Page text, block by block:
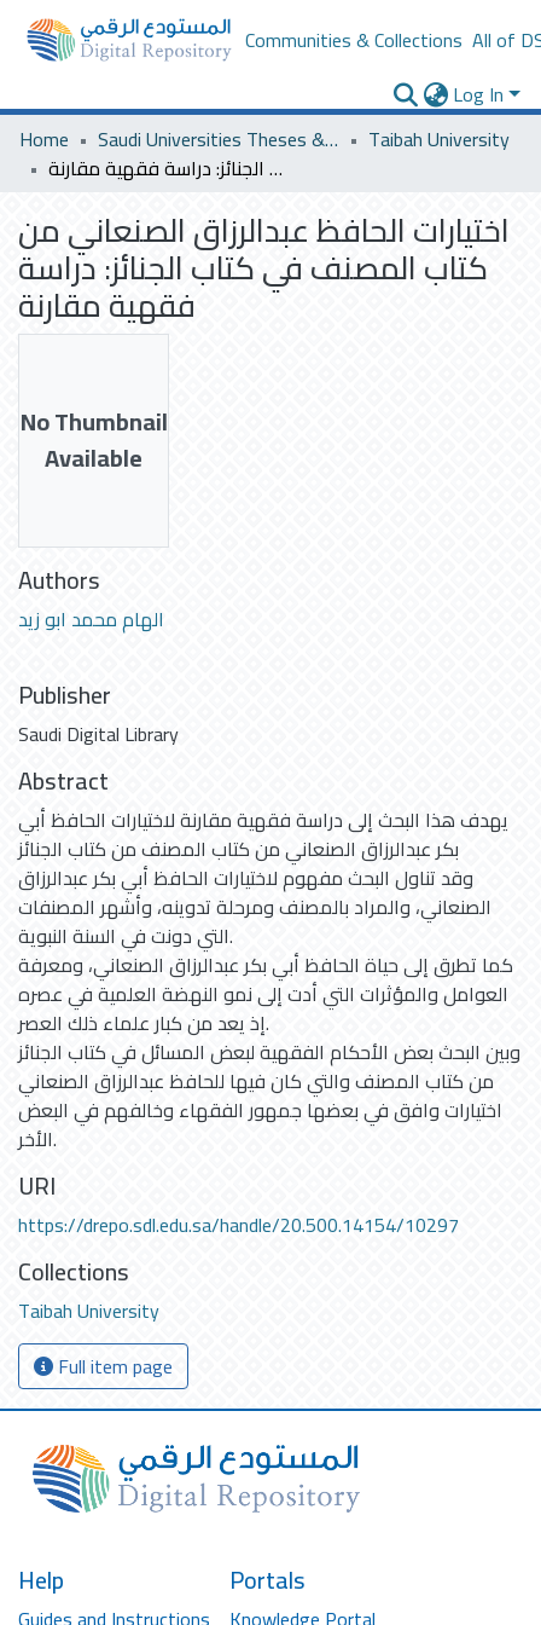
Communities & Collections All of
Log In
Home
Saudi Universities Theses & Dissertations
Taibah University
اختيارات الحافظ عبدالرزاق الصنعاني من كتاب المصنف في كتاب الجنائز: دراسة فقهية مقارنة
اختيارات الحافظ عبدالرزاق الصنعاني من
كتاب المصنف في كتاب الجنائز: دراسة
فقهية مقارنة
No Thumbnail
Available
Authors
الهام محمد ابو زيد
Publisher
Saudi Digital Library
Abstract
يهدف هذا البحث إلى دراسة فقهية مقارنة لاختيارات الحافظ أبي
بكر عبدالرزاق الصنعاني من كتاب المصنف من كتاب الجنائز
وقد تناول البحث مفهوم لاختيارات الحافظ أبي بكر عبدالرزاق
الصنعاني، والمراد بالمصنف ومرحلة تدوينه، وأشهر المصنفات
التي دونت في السنة النبوية.
كما تطرق إلى حياة الحافظ أبي بكر عبدالرزاق الصنعاني، ومعرفة
العوامل والمؤثرات التي أدت إلى نمو النهضة العلمية في عصره
إذ يعد من كبار علماء ذلك العصر.
وبين البحث بعض الأحكام الفقهية لبعض المسائل في كتاب الجنائز
من كتاب المصنف والتي كان فيها للحافظ عبدالرزاق الصنعاني
اختيارات وافق في بعضها جمهور الفقهاء وخالفهم في البعض
الأخر.
URI
https://drepo.sdl.edu.sa/handle/20.500.14154/10297
Collections
Taibah University
Full item page
Help Portals